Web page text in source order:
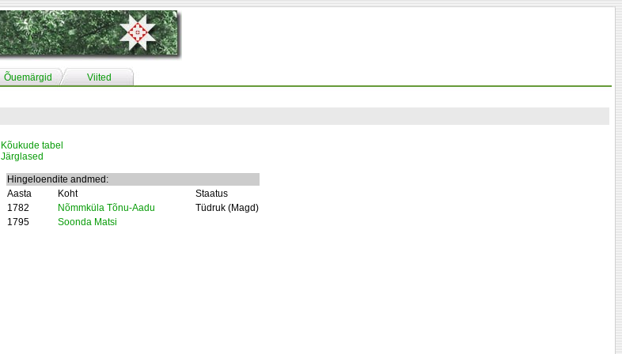
Õuemärgid Viited
Kõukude tabel
Järglased
Hingeloendite andmed:
Aasta
Koht
Staatus
1782
Nõmmküla Tõnu-Aadu
Tüdruk (Magd)
1795
Soonda Matsi